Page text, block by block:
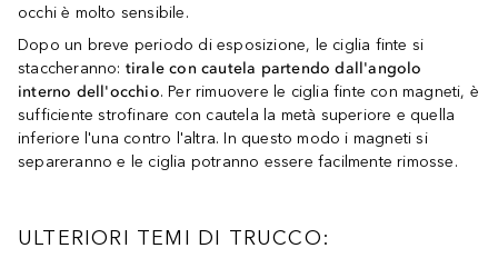
occhi è molto sensibile.
Dopo un breve periodo di esposizione, le ciglia finte si
staccheranno: tirale con cautela partendo dall'angolo
interno dell'occhio. Per rimuovere le ciglia finte con magneti, è
sufficiente strofinare con cautela la metà superiore e quella
inferiore l'una contro l'altra. In questo modo i magneti si
separeranno e le ciglia potranno essere facilmente rimosse.
ULTERIORI TEMI DI TRUCCO: